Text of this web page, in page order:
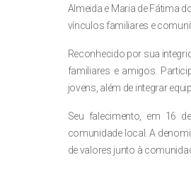
Almeida e Maria de Fátima
vínculos familiares e
Reconhecido por sua
familiares e amigos.
jovens, além de integrar
Seu falecimento, em 16
comunidade local. A
de valores junto à